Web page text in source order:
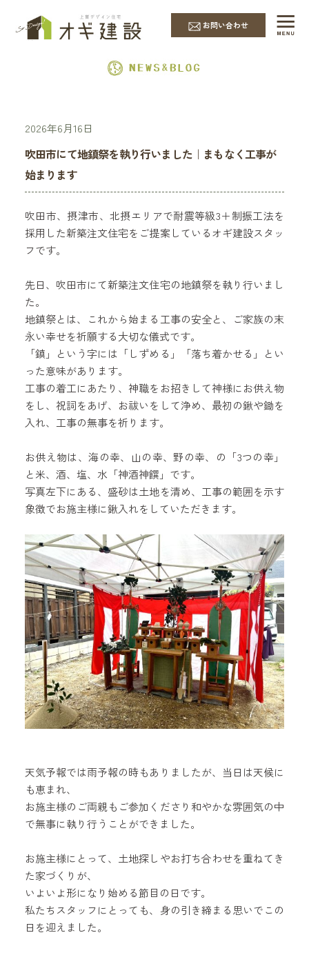
お問い合わせ
EVENT & NEWS
2026年6月16日
吹田市にて地鎮祭を執り行いました｜まもなく工事が
始まります
吹田市、摂津市、北摂エリアで耐震等級3＋制振工法を
採用した新築注文住宅をご提案しているオギ建設スタッ
フです。
先日、吹田市にて新築注文住宅の地鎮祭を執り行いまし
た。
地鎮祭とは、これから始まる工事の安全と、ご家族の末
永い幸せを祈願する大切な儀式です。
「鎮」という字には「しずめる」「落ち着かせる」とい
った意味があります。
工事の着工にあたり、神職をお招きして神様にお供え物
をし、祝詞をあげ、お祓いをして浄め、最初の鍬や鋤を
入れ、工事の無事を祈ります。
お供え物は、海の幸、山の幸、野の幸、の「3つの幸」
と米、酒、塩、水「神酒神饌」です。
写真左下にある、盛砂は土地を清め、工事の範囲を示す
象徴でお施主様に鍬入れをしていただきます。
天気予報では雨予報の時もありましたが、当日は天候に
も恵まれ、
お施主様のご両親もご参加くださり和やかな雰囲気の中
で無事に執り行うことができました。
お施主様にとって、土地探しやお打ち合わせを重ねてき
た家づくりが、
いよいよ形になり始める節目の日です。
私たちスタッフにとっても、身の引き締まる思いでこの
日を迎えました。